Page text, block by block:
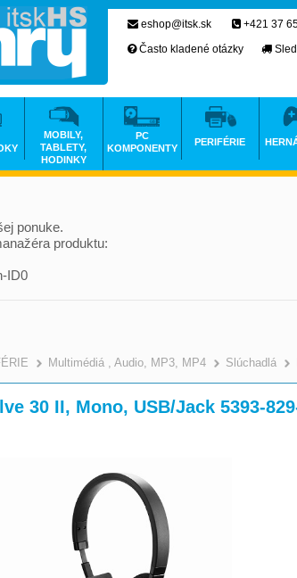
ponuke.
produktu:
ID0
>
Multimédiá , Audio, MP3, MP4 Slúchadlá
30 II, Mono, USB/Jack 5393-
eshop@itsk.sk +421 37
Často kladené otázky
MOBILY,
TABLETY,
HODINKY
PC
KOMPONENTY
PERIFÉRIE